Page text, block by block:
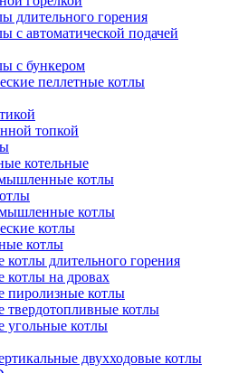
длительного горения
с автоматической подачей
с бункером
пеллетные котлы
топкой
котельные
котлы
котлы
котлы
котлы
длительного горения
на дровах
котлы
котлы
котлы
двухходовые котлы